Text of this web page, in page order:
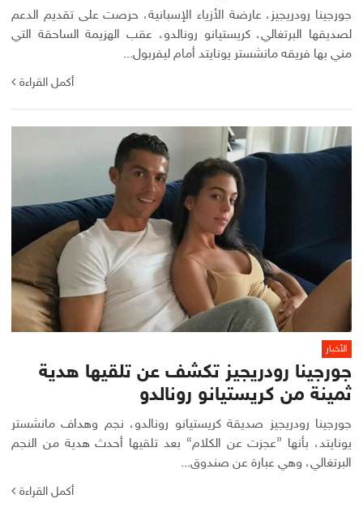
جورجينا رودريجيز، عارضة الأزياء الإسبانية، حرصت على تقديم الدعم
لصديقها البرتغالي، كريستيانو رونالدو، عقب الهزيمة الساحقة التي
مني بها فريقه مانشستر يونايتد أمام ليفربول...
أكمل القراءة
الأخبار
جورجينا رودريجيز تكشف عن تلقيها هدية
ثمينة من كريستيانو رونالدو
جورجينا رودريجيز صديقة كريستيانو رونالدو، نجم وهداف مانشستر
يونايتد، بأنها ”عجزت عن الكلام“ بعد تلقيها أحدث هدية من النجم
البرتغالي، وهي عبارة عن صندوق...
أكمل القراءة